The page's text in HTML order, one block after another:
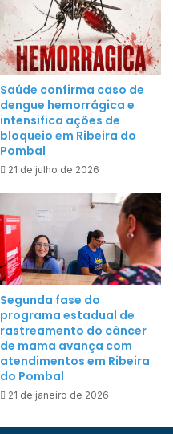
Saúde confirma caso de
dengue hemorrágica e
intensifica ações de
bloqueio em Ribeira do
Pombal
21 de julho de 2026
Segunda fase do
programa estadual de
rastreamento do câncer
de mama avança com
atendimentos em Ribeira
do Pombal
21 de janeiro de 2026